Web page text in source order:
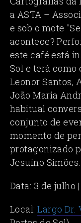
a ASTA –
e sob o mote
acontece?
este café está
Sol e terá como
Leonor Santos,
João Maria
habitual
conjunto de
momento de
protagonizado
Jesuíno
Data: 3 de julho |
Local:Largo Dr.